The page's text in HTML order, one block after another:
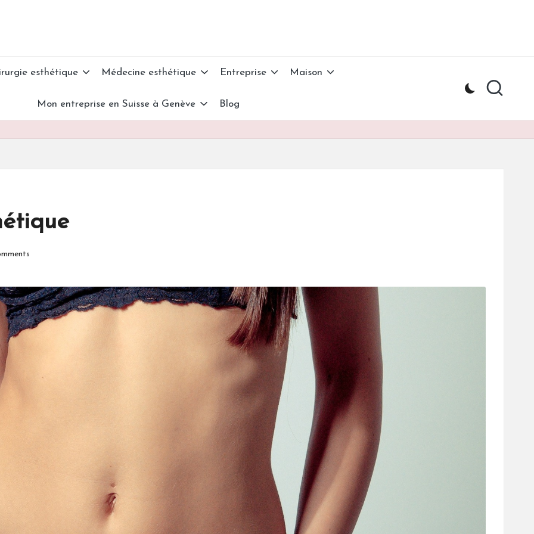
esthétique Médecine esthétique Entreprise Maison
Mon entreprise en Suisse à Genève Blog